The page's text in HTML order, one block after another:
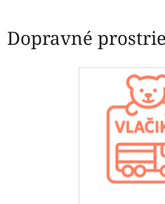
Dopravné